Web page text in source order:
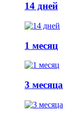
14 дней
1 месяц
3 месяца